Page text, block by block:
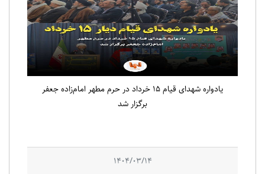
یادواره شهدای قیام ۱۵ خرداد در حرم مطهر امام‌زاده جعفر
برگزار شد
1404/03/14